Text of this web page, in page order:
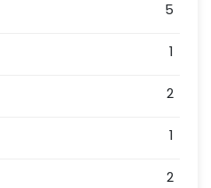
5
1
2
1
2